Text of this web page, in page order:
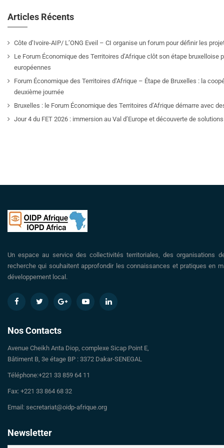
Articles Récents
Côte d’Ivoire-AIP/ L’ONG Eveil – CI organise un forum pour définir les
Le Forum Économique des Territoires d’Afrique clôt son étape
européennes
Forum Économique des Territoires d’Afrique – Étape de Bruxelles : la
deuxième journée
Bruxelles : le Forum Économique des Territoires d’Afrique démarre avec
Jour 4 du FET 2026 : immersion au Val d’Europe et découverte de
Un espace au service des collectivités territoriales, des organisations
recherche qui souhaitent approfondir les connaissances et pratiques en
développement local.
Nos Contacts
Avenue Cheikh Anta Diop, complexe Sicap Point E,
Bâtiment B, 3e étage BP : 3372 Dakar-SENEGAL
Téléphone:+221 33 859 64 11
Fax: +221 33 864 68 32
Email: secretariat@oidp-afrique.org
Newsletter